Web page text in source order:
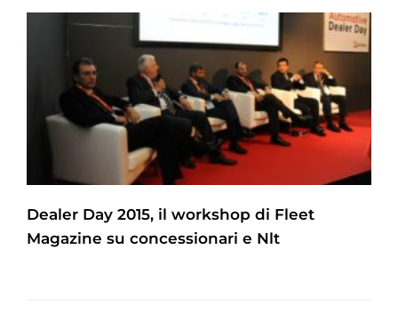
Dealer Day 2015, il workshop di Fleet
Magazine su concessionari e Nlt